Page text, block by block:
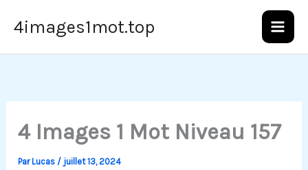
4images1mot.top
4 Images 1 Mot Niveau 157
ParLucas / juillet 13, 2024